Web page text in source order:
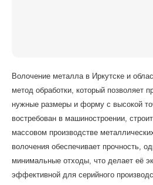
Волочение металла в Иркутске и
метод обработки, который позволяет
нужные размеры и форму с высокой
востребован в машиностроении,
массовом производстве
волочения обеспечивает прочность,
минимальные отходы, что делает её
эффективной для серийного